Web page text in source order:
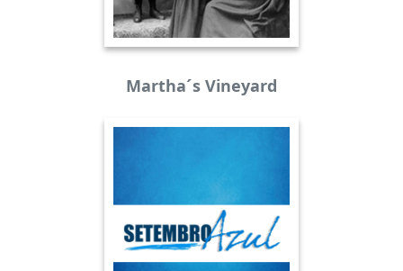
Martha´s Vineyard